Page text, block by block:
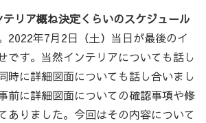
リア概ね決定くらいのスケジュール
2022年7月2日（土）当日が最後のイ
です。当然インテリアについても話し
時に詳細図面についても話し合いまし
前に詳細図面についての確認事項や修
ありました。今回はその内容について